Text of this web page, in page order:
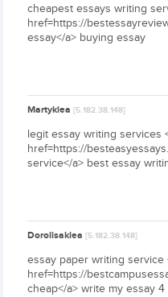
cheapest essays writing
href=https://
essay</a> buying essay
Martyklea[5.182.38.148]
legit essay writing services
href=https://
service</a> best essay
Dorolisaklea[5.182.38.148]
essay paper writing service
href=https://
cheap</a> write my essay 4